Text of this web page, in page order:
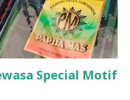
Special Motif